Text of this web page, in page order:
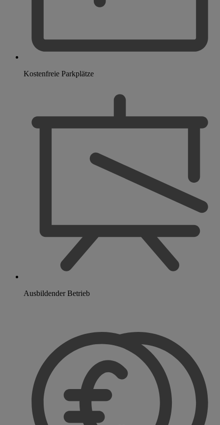
Kostenfreie Parkplätze
Ausbildender Betrieb